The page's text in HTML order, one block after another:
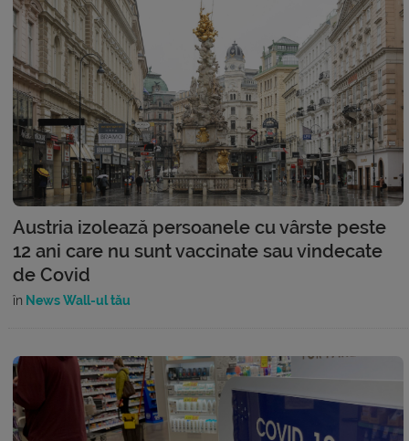
Austria izolează persoanele cu vârste peste
12 ani care nu sunt vaccinate sau vindecate
de Covid
în News Wall-ul tău